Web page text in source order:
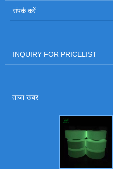
संपर्क करें
INQUIRY FOR PRICELIST
ताजा खबर